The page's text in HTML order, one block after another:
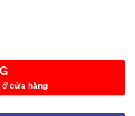
ở cửa hàng